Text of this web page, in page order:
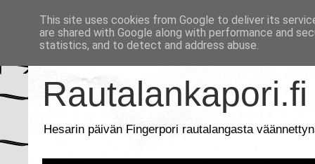
Rautalankapori.fi
Hesarin päivän Fingerpori rautalangasta
This site uses cookies from Google to deliver its
are shared with Google along with performance and
statistics, and to detect and address abuse.